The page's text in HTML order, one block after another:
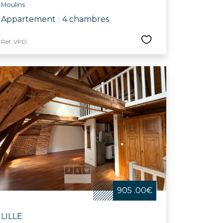
Moulins
Appartement 4 chambres
Réf. VPD
905 .00€
LILLE